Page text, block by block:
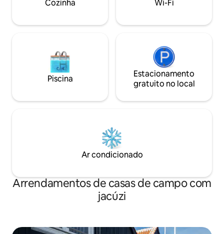
garagem criam abrigo e estão ligados
pequeno relvado com a possibilidade de
encontrará
Cozinha Wi-Fi
Piscina
Estacionamento
gratuito no local
Ar condicionado
Arrendamentos de casas de campo com
jacúzi